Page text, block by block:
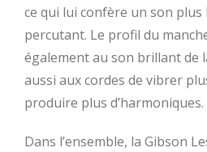
ce qui lui confère un son
percutant. Le profil du
également au son brillant de
aussi aux cordes de vibrer
produire plus d’harmoniques.
Dans l’ensemble, la Gibson